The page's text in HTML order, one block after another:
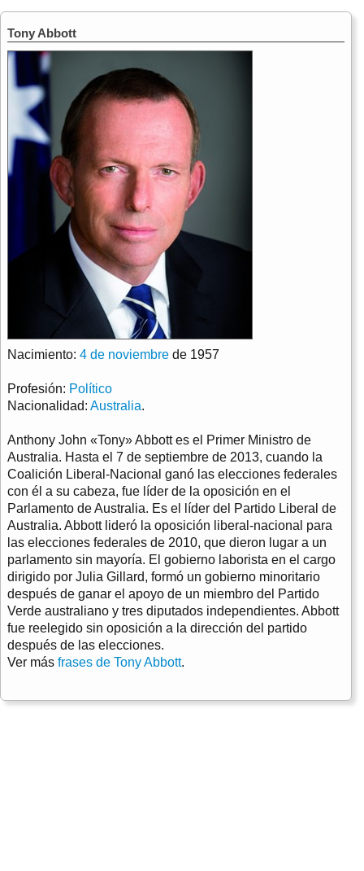
Tony Abbott
Nacimiento: 4 de noviembre de 1957
Profesión: Político
Nacionalidad: Australia.
Anthony John «Tony» Abbott es el Primer Ministro de
Australia. Hasta el 7 de septiembre de 2013, cuando la
Coalición Liberal-Nacional ganó las elecciones federales
con él a su cabeza, fue líder de la oposición en el
Parlamento de Australia. Es el líder del Partido Liberal de
Australia. Abbott lideró la oposición liberal-nacional para
las elecciones federales de 2010, que dieron lugar a un
parlamento sin mayoría. El gobierno laborista en el cargo
dirigido por Julia Gillard, formó un gobierno minoritario
después de ganar el apoyo de un miembro del Partido
Verde australiano y tres diputados independientes. Abbott
fue reelegido sin oposición a la dirección del partido
después de las elecciones.
Ver más frases de Tony Abbott.